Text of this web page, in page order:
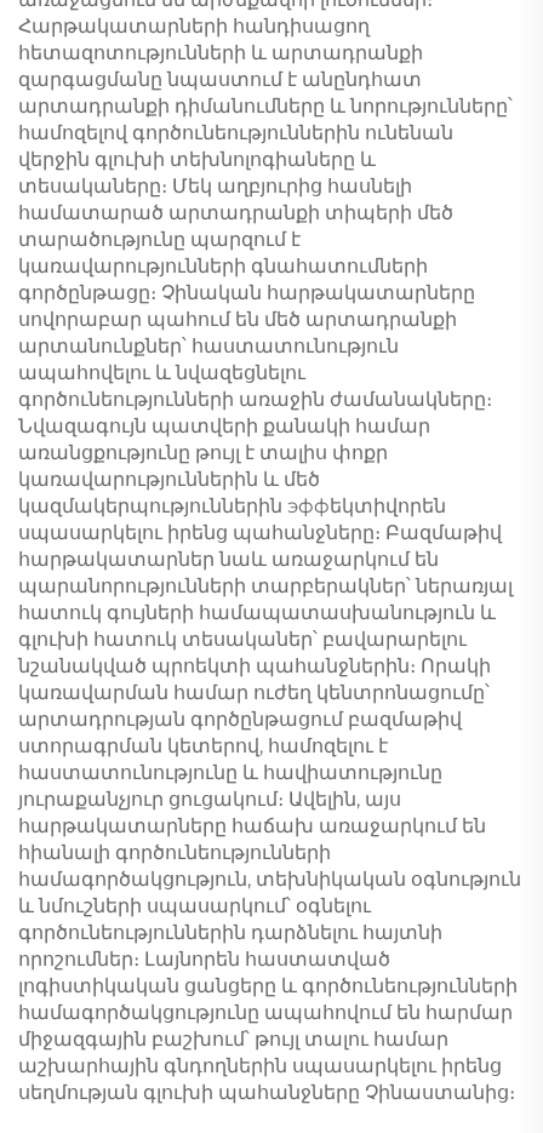
Հարթակատարների հանդիսացող
հետազոտությունների և արտադրանքի
զարգացմանը նպաստում է անընդհատ
արտադրանքի դիմանումները և նորությունները՝
համոզելով գործունեություններին ունենան
վերջին գլուխի տեխնոլոգիաները և
տեսակաները։ Մեկ աղբյուրից հասնելի
համատարած արտադրանքի տիպերի մեծ
տարածությունը պարզում է
կառավարությունների գնահատումների
գործընթացը։ Չինական հարթակատարները
սովորաբար պահում են մեծ արտադրանքի
արտանունքներ՝ հաստատունություն
ապահովելու և նվազեցնելու
գործունեությունների առաջին ժամանակները։
Նվազագույն պատվերի քանակի համար
առանցքությունը թույլ է տալիս փոքր
կառավարություններին և մեծ
կազմակերպություններին эффեկտիվորեն
սպասարկելու իրենց պահանջները։ Բազմաթիվ
հարթակատարներ նաև առաջարկում են
պարանորությունների տարբերակներ՝ ներառյալ
հատուկ գույների համապատասխանություն և
գլուխի հատուկ տեսականեր՝ բավարարելու
նշանակված պրոեկտի պահանջներին։ Որակի
կառավարման համար ուժեղ կենտրոնացումը՝
արտադրության գործընթացում բազմաթիվ
ստորագրման կետերով, համոզելու է
հաստատունությունը և հավիատությունը
յուրաքանչյուր ցուցակում։ Ավելին, այս
հարթակատարները հաճախ առաջարկում են
հիանալի գործունեությունների
համագործակցություն, տեխնիկական օգնություն
և նմուշների սպասարկում՝ օգնելու
գործունեություններին դարձնելու հայտնի
որոշումներ։ Լայնորեն հաստատված
լոգիստիկական ցանցերը և գործունեությունների
համագործակցությունը ապահովում են հարմար
միջազգային բաշխում՝ թույլ տալու համար
աշխարհային գնդողներին սպասարկելու իրենց
սեղմության գլուխի պահանջները Չինաստանից։